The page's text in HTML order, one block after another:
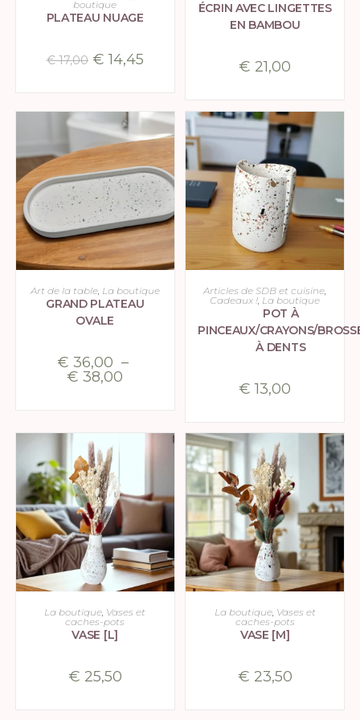
boutique
PLATEAU NUAGE
€17,00 € 14,45
ÉCRIN AVEC LINGETTES
EN BAMBOU
€ 21,00
CHOIX DES OPTIONS
Art de la table, La boutique
GRAND PLATEAU
OVALE
€ 36,00 –
€ 38,00
CHOIX DES OPTIONS
Articles de SDB et cuisine
Cadeaux ! La boutique
POT À
PINCEAUX/CRAYONS/
À DENTS
€ 13,00
CHOIX DES OPTIONS
La boutique, Vases et
caches-pots
VASE [L]
€ 25,50
CHOIX DES OPTIONS
La boutique, Vases et
caches-pots
VASE [M]
€ 23,50